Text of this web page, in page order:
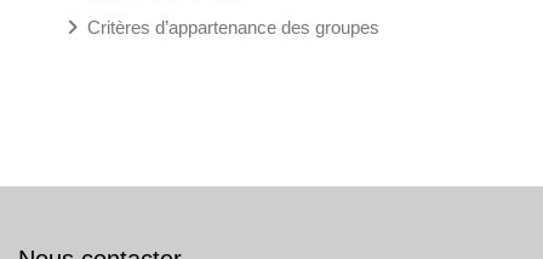
Critères d’appartenance des groupes